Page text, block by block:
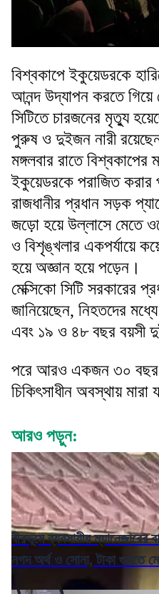
বিশ্বকাপে ইকুয়েডরকে
আনন্দ উদ্‌যাপন করতে গিয়ে
সিটিতে চারজনের মৃত্যু
পুরুষ ও দুইজন নারী
মঙ্গলবার রাতে
ইকুয়েডরকে পরাজিত করার
রাজধানীর প্রধান সড়ক
জড়ো হয়ে উল্লাসে মেতে
ও বিশৃঙ্খলার একপর্যায়ে
হয়ে অজ্ঞান হয়ে পড়েন।
মেক্সিকো সিটি সরকারের
জানিয়েছেন, নিহতদের
এবং ১৯ ও ৪৮ বছর বয়সী
পরে আরও একজন ৩০ বছর
চিকিৎসাধীন অবস্থায় মারা
আরও পড়ুন:
বীরভূমে ব্যবসায়ীর ম্যানেজারের
নগদ অর্থ ও সোনা, টাকা গুনতে